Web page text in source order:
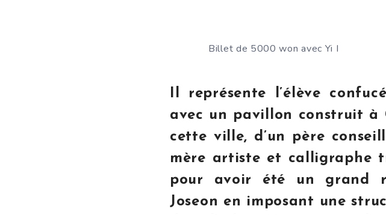
Billet de 5000 won avec Yi I
Il représente l’élève
avec un pavillon construit à
cette ville, d’un père
mère artiste et calligraphe
pour avoir été un grand
Joseon en imposant une